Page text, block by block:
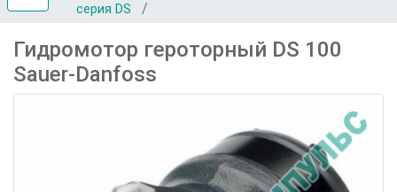
серия DS
Гидромотор героторный DS 100
Sauer-Danfoss